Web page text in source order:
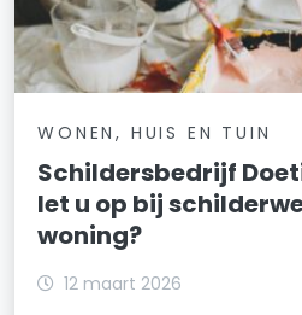
WONEN, HUIS EN TUIN
Schildersbedrijf
let u op bij
woning?
12 maart 2026